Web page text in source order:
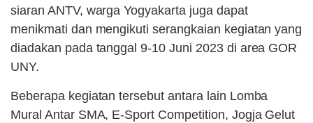
siaran ANTV, warga Yogyakarta juga dapat
menikmati dan mengikuti serangkaian kegiatan yang
diadakan pada tanggal 9-10 Juni 2023 di area GOR
UNY.
Beberapa kegiatan tersebut antara lain Lomba
Mural Antar SMA, E-Sport Competition, Jogja Gelut